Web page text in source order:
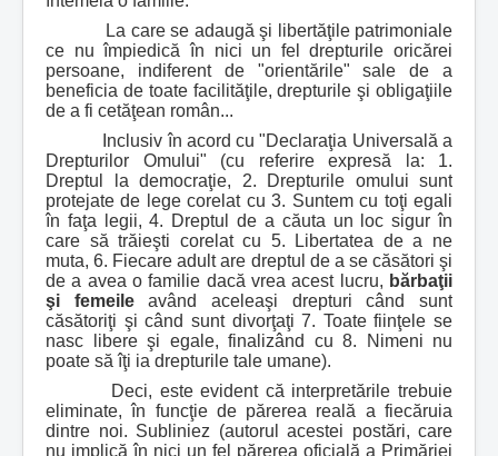
La care se adaugă şi libertăţile patrimoniale
ce nu împiedică în nici un fel drepturile oricărei
persoane, indiferent de "orientările" sale de a
beneficia de toate facilităţile, drepturile şi obligaţiile
de a fi cetăţean român...
Inclusiv în acord cu "Declaraţia Universală a
Drepturilor Omului" (cu referire expresă la: 1.
Dreptul la democraţie, 2. Drepturile omului sunt
protejate de lege corelat cu 3. Suntem cu toţi egali
în faţa legii, 4. Dreptul de a căuta un loc sigur în
care să trăieşti corelat cu 5. Libertatea de a ne
muta, 6. Fiecare adult are dreptul de a se căsători şi
de a avea o familie dacă vrea acest lucru, bărbaţii
şi femeileavând aceleaşi drepturi când sunt
căsătoriţi şi când sunt divorţaţi 7. Toate fiinţele se
nasc libere şi egale, finalizând cu 8. Nimeni nu
poate să îţi ia drepturile tale umane).
Deci, este evident că interpretările trebuie
eliminate, în funcţie de părerea reală a fiecăruia
dintre noi. Subliniez (autorul acestei postări, care
nu implică în nici un fel părerea oficială a Primăriei